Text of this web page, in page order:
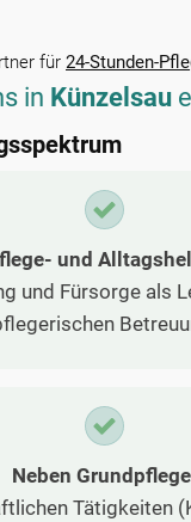
für 24-Stunden-
in Künzelsau
und
und Fürsorge als
Neben
Tätigkeiten